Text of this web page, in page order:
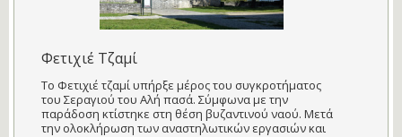
Φετιχιέ Τζαμί
Το Φετιχιέ τζαμί υπήρξε μέρος του συγκροτήματος
του Σεραγιού του Αλή πασά. Σύμφωνα με την
παράδοση κτίστηκε στη θέση βυζαντινού ναού. Μετά
την ολοκλήρωση των αναστηλωτικών εργασιών και